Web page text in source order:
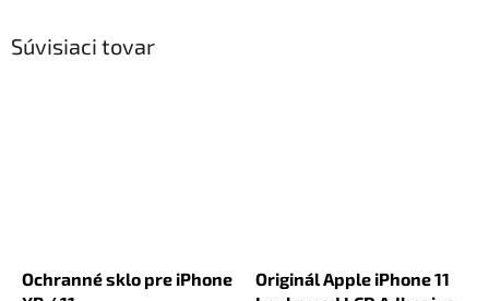
Súvisiaci tovar
Ochranné sklo pre iPhone
Originál Apple iPhone 11